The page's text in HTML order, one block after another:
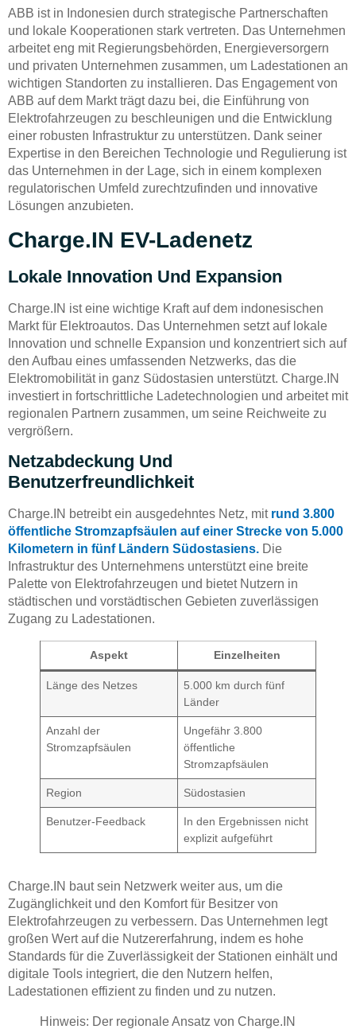
ABB ist in Indonesien durch strategische Partnerschaften
und lokale Kooperationen stark vertreten. Das Unternehmen
arbeitet eng mit Regierungsbehörden, Energieversorgern
und privaten Unternehmen zusammen, um Ladestationen an
wichtigen Standorten zu installieren. Das Engagement von
ABB auf dem Markt trägt dazu bei, die Einführung von
Elektrofahrzeugen zu beschleunigen und die Entwicklung
einer robusten Infrastruktur zu unterstützen. Dank seiner
Expertise in den Bereichen Technologie und Regulierung ist
das Unternehmen in der Lage, sich in einem komplexen
regulatorischen Umfeld zurechtzufinden und innovative
Lösungen anzubieten.
Charge.IN EV-Ladenetz
Lokale Innovation Und Expansion
Charge.IN ist eine wichtige Kraft auf dem indonesischen
Markt für Elektroautos. Das Unternehmen setzt auf lokale
Innovation und schnelle Expansion und konzentriert sich auf
den Aufbau eines umfassenden Netzwerks, das die
Elektromobilität in ganz Südostasien unterstützt. Charge.IN
investiert in fortschrittliche Ladetechnologien und arbeitet mit
regionalen Partnern zusammen, um seine Reichweite zu
vergrößern.
Netzabdeckung Und
Benutzerfreundlichkeit
Charge.IN betreibt ein ausgedehntes Netz, mit rund 3.800
öffentliche Stromzapfsäulen auf einer Strecke von 5.000
Kilometern in fünf Ländern Südostasiens. Die
Infrastruktur des Unternehmens unterstützt eine breite
Palette von Elektrofahrzeugen und bietet Nutzern in
städtischen und vorstädtischen Gebieten zuverlässigen
Zugang zu Ladestationen.
Aspekt Einzelheiten
Länge des Netzes
5.000 km durch fünf
Länder
Anzahl der
Stromzapfsäulen
Ungefähr 3.800
öffentliche
Stromzapfsäulen
Region Südostasien
Benutzer-Feedback
In den Ergebnissen nicht
explizit aufgeführt
Charge.IN baut sein Netzwerk weiter aus, um die
Zugänglichkeit und den Komfort für Besitzer von
Elektrofahrzeugen zu verbessern. Das Unternehmen legt
großen Wert auf die Nutzererfahrung, indem es hohe
Standards für die Zuverlässigkeit der Stationen einhält und
digitale Tools integriert, die den Nutzern helfen,
Ladestationen effizient zu finden und zu nutzen.
Hinweis: Der regionale Ansatz von Charge.IN